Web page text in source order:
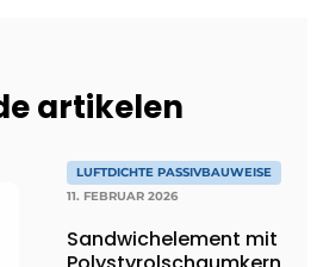
artikelen
LUFTDICHTE PASSIVBAUWEISE
11. FEBRUAR 2026
Sandwichelement mit